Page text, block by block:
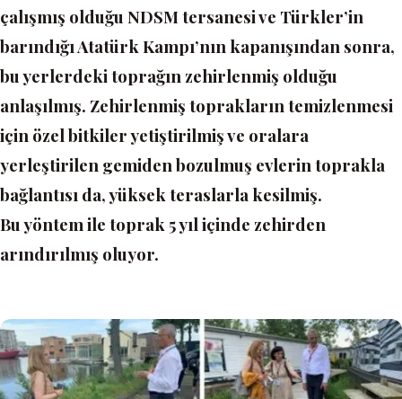
çalışmış olduğu NDSM tersanesi ve Türkler’in
barındığı Atatürk Kampı’nın kapanışından sonra,
bu yerlerdeki toprağın zehirlenmiş olduğu
anlaşılmış. Zehirlenmiş toprakların temizlenmesi
için özel bitkiler yetiştirilmiş ve oralara
yerleştirilen gemiden bozulmuş evlerin toprakla
bağlantısı da, yüksek teraslarla kesilmiş.
Bu yöntem ile toprak 5 yıl içinde zehirden
arındırılmış oluyor.